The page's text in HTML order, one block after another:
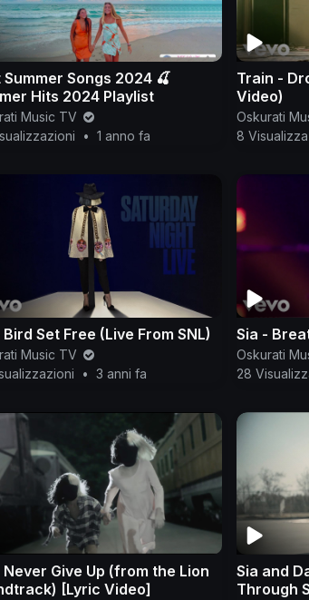
Summer Songs 2024 🍒
Hits 2024 Playlist
Music TV
• 1 anno fa
Train -
Video)
Oskurati
8
Bird Set Free (Live From SNL)
Music TV
• 3 anni fa
Sia -
Oskurati
28
Never Give Up (from the Lion
[Lyric Video]
Sia and
Through